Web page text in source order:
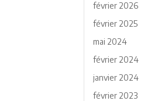
février 2026
février 2025
mai 2024
février 2024
janvier 2024
février 2023